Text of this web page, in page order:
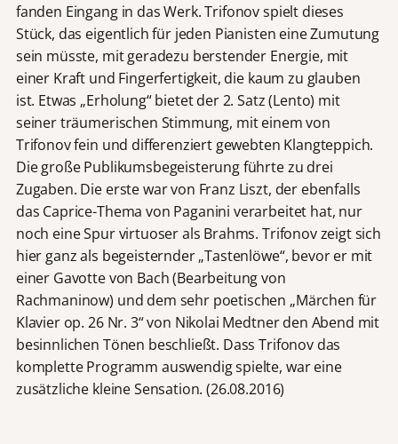
fanden Eingang in das Werk. Trifonov spielt dieses
Stück, das eigentlich für jeden Pianisten eine Zumutung
sein müsste, mit geradezu berstender Energie, mit
einer Kraft und Fingerfertigkeit, die kaum zu glauben
ist. Etwas „Erholung“ bietet der 2. Satz (Lento) mit
seiner träumerischen Stimmung, mit einem von
Trifonov fein und differenziert gewebten Klangteppich.
Die große Publikumsbegeisterung führte zu drei
Zugaben. Die erste war von Franz Liszt, der ebenfalls
das Caprice-Thema von Paganini verarbeitet hat, nur
noch eine Spur virtuoser als Brahms. Trifonov zeigt sich
hier ganz als begeisternder „Tastenlöwe“, bevor er mit
einer Gavotte von Bach (Bearbeitung von
Rachmaninow) und dem sehr poetischen „Märchen für
Klavier op. 26 Nr. 3“ von Nikolai Medtner den Abend mit
besinnlichen Tönen beschließt. Dass Trifonov das
komplette Programm auswendig spielte, war eine
zusätzliche kleine Sensation. (26.08.2016)